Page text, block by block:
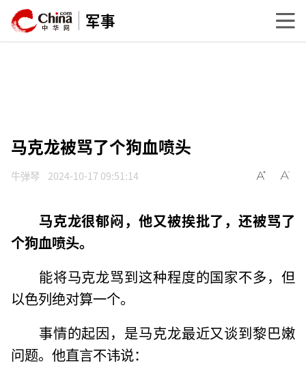
军事
马克龙被骂了个狗血喷头
牛弹琴 2024-10-17 09:51:14
马克龙很郁闷，他又被挨批了，还被骂了
个狗血喷头。
能将马克龙骂到这种程度的国家不多，但
以色列绝对算一个。
事情的起因，是马克龙最近又谈到黎巴嫩
问题。他直言不讳说：